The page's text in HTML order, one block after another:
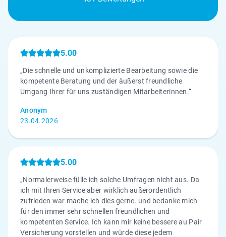
5.00
„Die schnelle und unkomplizierte Bearbeitung sowie die
kompetente Beratung und der äußerst freundliche
Umgang Ihrer für uns zuständigen Mitarbeiterinnen.“
Anonym
23.04.2026
5.00
„Normalerweise fülle ich solche Umfragen nicht aus. Da
ich mit Ihren Service aber wirklich außerordentlich
zufrieden war mache ich dies gerne. und bedanke mich
für den immer sehr schnellen freundlichen und
kompetenten Service. Ich kann mir keine bessere au Pair
Versicherung vorstellen und würde diese jedem